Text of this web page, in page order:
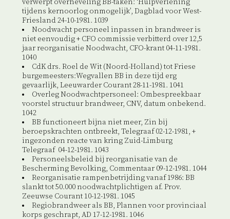
verwerpt overheveling BB-taken: ‘Hulpverlening
tijdens kernoorlog onmogelijk’, Dagblad voor West-
Friesland 24-10-1981. 1039
Noodwacht personeel inpassen in brandweer is
niet eenvoudig + CFO commissie verbitterd over 12,5
jaar reorganisatie Noodwacht, CFO-krant 04-11-1981.
1040
CdK drs. Roel de Wit (Noord-Holland) tot Friese
burgemeesters:Wegvallen BB in deze tijd erg
gevaarlijk, Leeuwarder Courant 28-11-1981. 1041
Overleg Noodwachtpersoneel: Ombespreekbaar
voorstel structuur brandweer, CNV, datum onbekend.
1042
BB functioneert bijna niet meer, Zin bij
beroepskrachten ontbreekt, Telegraaf 02-12-1981, +
ingezonden reacte van kring Zuid-Limburg
Telegraaf 04-12-1981. 1043
Personeelsbeleid bij reorganisatie van de
Bescherming Bevolking, Commentaar 09-12-1981. 1044
Reorganisatie rampenbetrijding vanaf 1986: BB
slankt tot 50.000 noodwachtplichtigen af. Prov.
Zeeuwse Courant 10-12-1981. 1045
Regiobrandweer als BB, Plannen voor provinciaal
korps geschrapt, AD 17-12-1981. 1046